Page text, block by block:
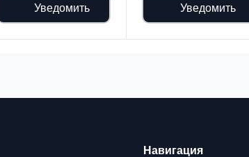
Уведомить Уведомить
Навигация